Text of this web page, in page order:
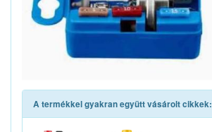
A termékkel gyakran együtt vásárolt cikkek: